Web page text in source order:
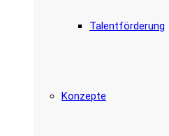
Talentförderung
Konzepte